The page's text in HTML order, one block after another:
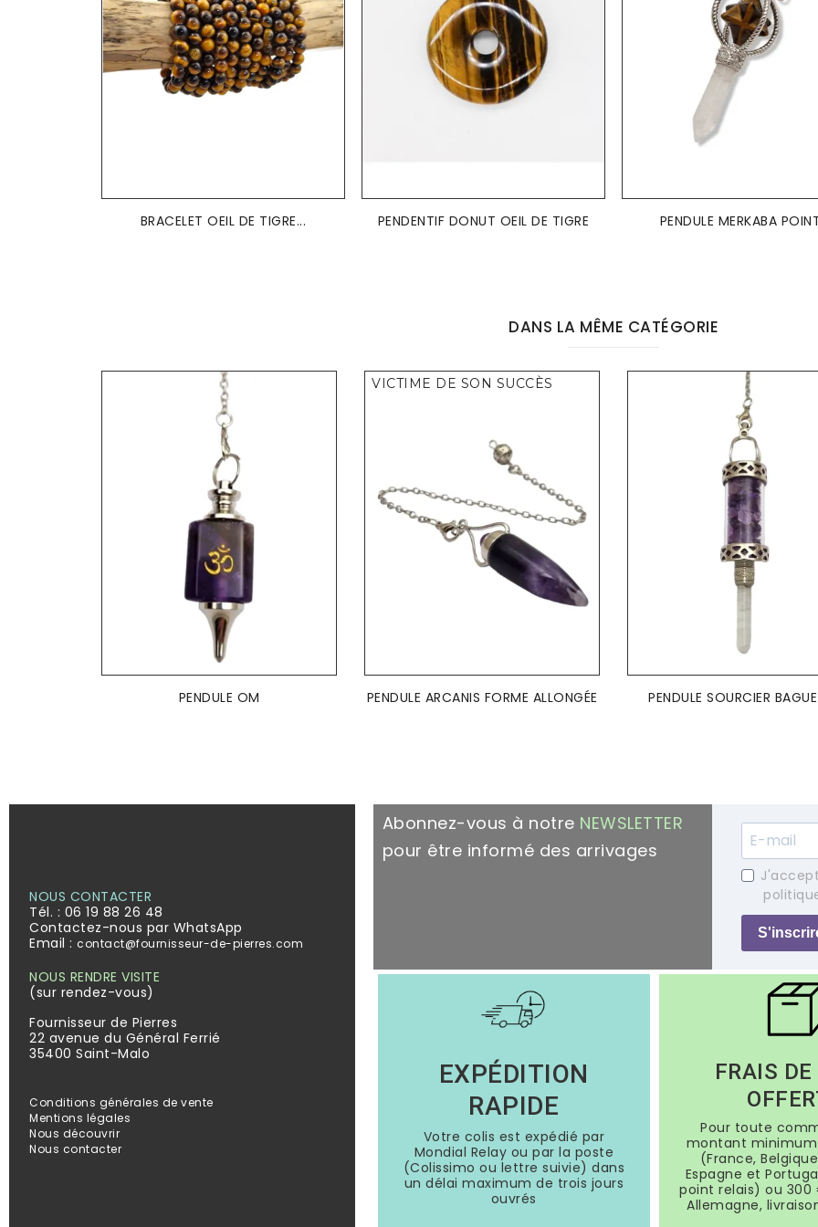
BRACELET OEIL DE TIGRE... PENDENTIF DONUT OEIL DE TIGRE PENDULE MERKABA
DANS LA MÊME CATÉGORIE
PENDULE OM
VICTIME DE SON SUCCÈS
PENDULE ARCANIS FORME ALLONGÉE PENDULE SOURCIER
NOUS CONTACTER
Tél. : 06 19 88 26 48
Contactez-nous par WhatsApp
Email : contact@fournisseur-de-pierres.com
NOUS RENDRE VISITE
(sur rendez-vous)
Fournisseur de Pierres
22 avenue du Général Ferrié
35400 Saint-Malo
Conditions générales de vente
Mentions légales
Nous découvrir
Nous contacter
Abonnez-vous à notre NEWSLETTER
pour être informé des arrivages
EXPÉDITION
RAPIDE
Votre colis est expédié par
Mondial Relay ou par la poste
(Colissimo ou lettre suivie) dans
un délai maximum de trois jours
ouvrés
FRAIS
Pour toute
montant minimum
(France,
Espagne et
point relais) ou
Allemagne,